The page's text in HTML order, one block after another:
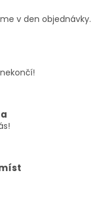
v den objednávky.